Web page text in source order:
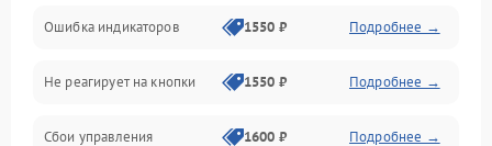
Аккумулятор
Работа системы
Всасывание
Ошибка индикаторов 1550 ₽ Подробнее →
Не реагирует на кнопки 1550 ₽ Подробнее →
Сбои управления 1600 ₽ Подробнее →